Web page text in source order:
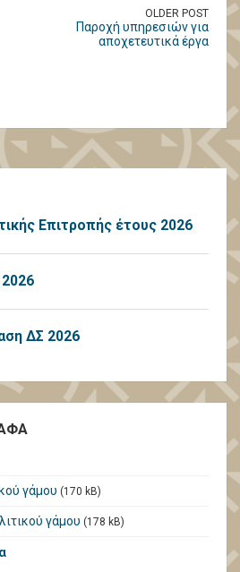
OLDER POST
Παροχή υπηρεσιών για
αποχετευτικά έργα
Επιτροπής έτους 2026
ΔΣ 2026
γάμου (170 kB)
γάμου (178 kB)